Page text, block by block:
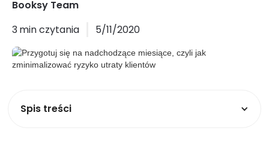
Booksy Team
3min czytania 5/11/2020
Spis treści